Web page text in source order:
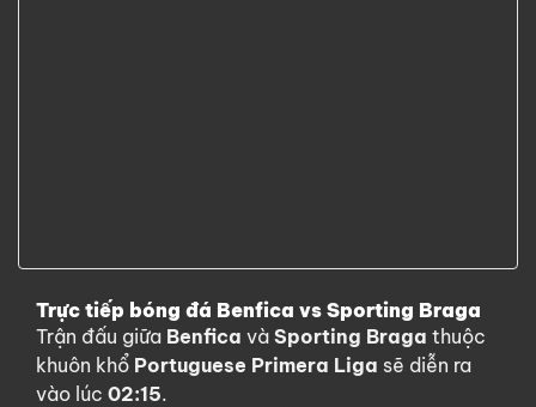
Trực tiếp bóng đá Benfica vs Sporting Braga
Trận đấu giữa Benfica và Sporting Braga thuộc
khuôn khổ Portuguese Primera Liga sẽ diễn ra
vào lúc 02:15.